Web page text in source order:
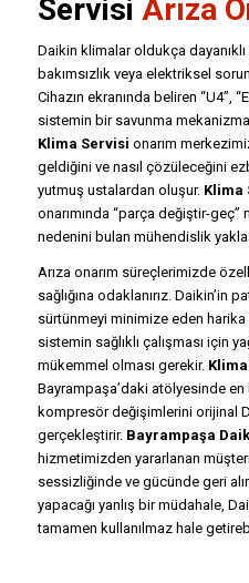
Servisi Arıza
Daikin klimalar oldukça
bakımsızlık veya elektriksel
Cihazın ekranında beliren “U4”,
sistemin bir savunma
Klima Servisi onarım
geldiğini ve nasıl çözüleceğini
yutmuş ustalardan oluşur. Klima
onarımında “parça değiştir-geç”
nedenini bulan mühendislik
Arıza onarım süreçlerimizde
sağlığına odaklanırız. Daikin’in
sürtünmeyi minimize eden
sistemin sağlıklı çalışması için
mükemmel olması gerekir.
Bayrampaşa’daki atölyesinde
kompresör değişimlerini orijinal
gerçekleştirir. Bayrampaşa
hizmetimizden yararlanan
sessizliğinde ve gücünde geri
yapacağı yanlış bir müdahale,
tamamen kullanılmaz hale